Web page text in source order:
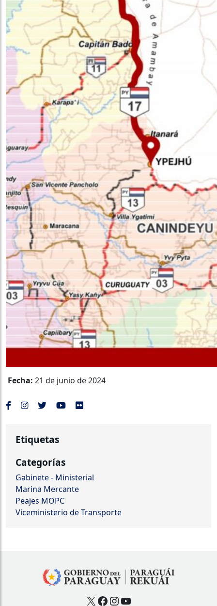
Fecha: 21 de junio de 2024
Etiquetas
Categorías
Gabinete - Ministerial
Marina Mercante
Peajes MOPC
Viceministerio de Transporte
X Facebook
Instagram
YouTube